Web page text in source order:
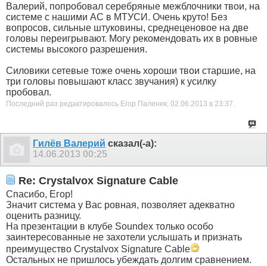
Валерий, попробовал серебряные межблочники твои, на
системе с нашими АС в МТУСИ. Очень круто! Без
вопросов, сильные штуковины, среднеценовое на две
головы переигрывают. Могу рекомендовать их в ровные
системы высокого разрешения.
Силовики сетевые тоже очень хороши твои старшие, на
три головы повышают класс звучания) к усилку
пробовал.
Последний раз редактировалось Егор Паленик; 02.06.2013 в 23:37.
Гилёв Валерий сказал(-а):
14.06.2013 00:25
Re: Crystalvox Signature Cable
Спасибо, Егор!
Значит система у Вас ровная, позволяет адекватно
оценить разницу.
На презентации в клубе Soundex только особо
заинтересованные не захотели услышать и признать
преимущество Crystalvox Signature Cable
Остальных не пришлось убеждать долгим сравнением.